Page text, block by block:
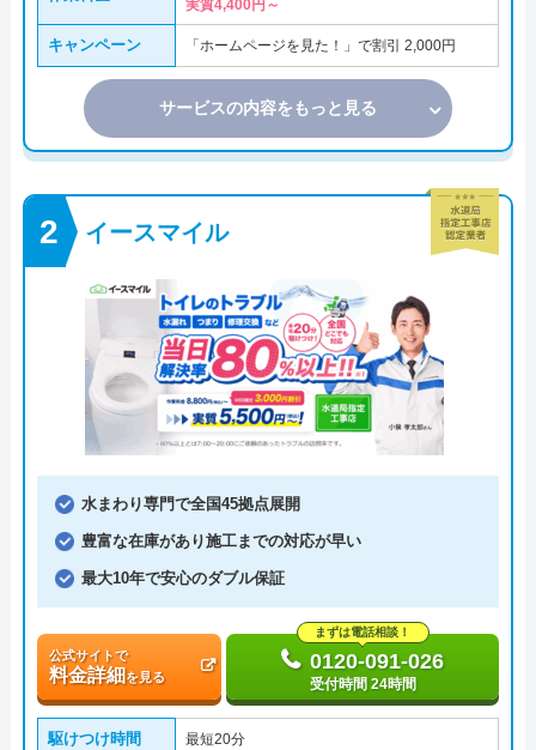
実質4,400円～
キャンペーン 「ホームページを見た！」で割引 2,000円
サービスの内容をもっと見る
イースマイル
水まわり専門で全国45拠点展開
豊富な在庫があり施工までの対応が早い
最大10年で安心のダブル保証
公式サイトで
料金詳細を見る
まずは電話相談！
0120-091-026
受付時間 24時間
駆けつけ時間 最短20分